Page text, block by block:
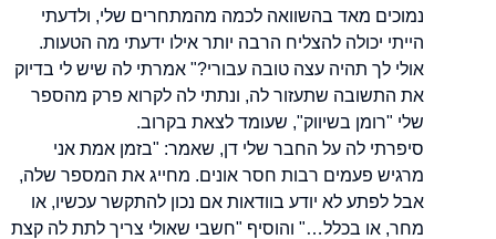
נמוכים מאד בהשוואה לכמה מהמתחרים שלי, ולדעתי
הייתי יכולה להצליח הרבה יותר אילו ידעתי מה הטעות.
אולי לך תהיה עצה טובה עבורי?" אמרתי לה שיש לי בדיוק
את התשובה שתעזור לה, ונתתי לה לקרוא פרק מהספר
שלי "רומן בשיווק", שעומד לצאת בקרוב.
סיפרתי לה על החבר שלי דן, שאמר: "בזמן אמת אני
מרגיש פעמים רבות חסר אונים. מחייג את המספר שלה,
אבל לפתע לא יודע בוודאות אם נכון להתקשר עכשיו, או
מחר, או בכלל…" והוסיף "חשבי שאולי צריך לתת לה קצת